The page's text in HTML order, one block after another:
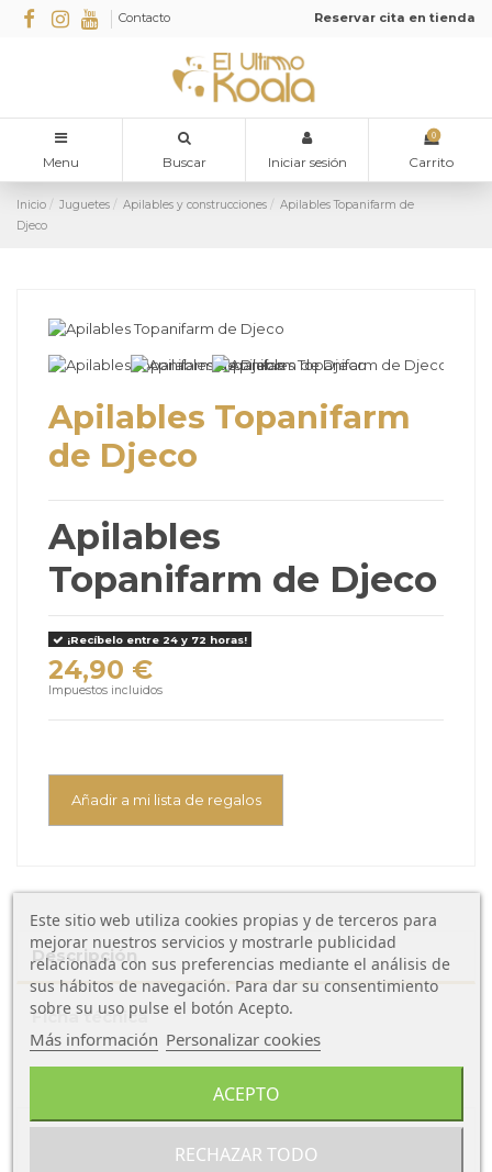
Contacto Reservar cita en tienda
Menu Buscar Iniciar sesión
0
Carrito
Inicio Juguetes Apilables y construcciones
Apilables Topanifarm de
Djeco
Apilables Topanifarm
de Djeco
Apilables
Topanifarm de Djeco
¡Recíbelo entre 24 y 72 horas!
24,90 €
Impuestos incluidos
Añadir a mi lista de regalos
Descripción
Ficha técnica
Este sitio web utiliza cookies propias y de terceros para
mejorar nuestros servicios y mostrarle publicidad
relacionada con sus preferencias mediante el análisis de
sus hábitos de navegación. Para dar su consentimiento
sobre su uso pulse el botón Acepto.
Más información Personalizar cookies
RECHAZAR TODO
ACEPTO